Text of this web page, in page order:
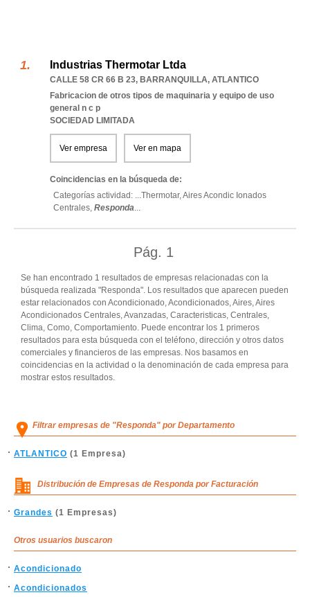
Industrias Thermotar Ltda
CALLE 58 CR 66 B 23, BARRANQUILLA, ATLANTICO
Fabricacion de otros tipos de maquinaria y equipo de uso
general n c p
SOCIEDAD LIMITADA
Ver empresa Ver en mapa
Coincidencias en la búsqueda de:
Categorías actividad: ...Thermotar,Aires Acondic Ionados
Centrales, Responda...
Pág. 1
Se han encontrado 1 resultados de empresas relacionadas con la
búsqueda realizada "Responda". Los resultados que aparecen pueden
estar relacionados con Acondicionado, Acondicionados, Aires, Aires
Acondicionados Centrales, Avanzadas, Caracteristicas, Centrales,
Clima, Como, Comportamiento. Puede encontrar los 1 primeros
resultados para esta búsqueda con el teléfono, dirección y otros datos
comerciales y financieros de las empresas. Nos basamos en
coincidencias en la actividad o la denominación de cada empresa para
mostrar estos resultados.
Filtrar empresas de "Responda" por Departamento
ATLANTICO (1 Empresa)
Distribución de Empresas de Responda por Facturación
Grandes (1 Empresas)
Otros usuarios buscaron
Acondicionado
Acondicionados